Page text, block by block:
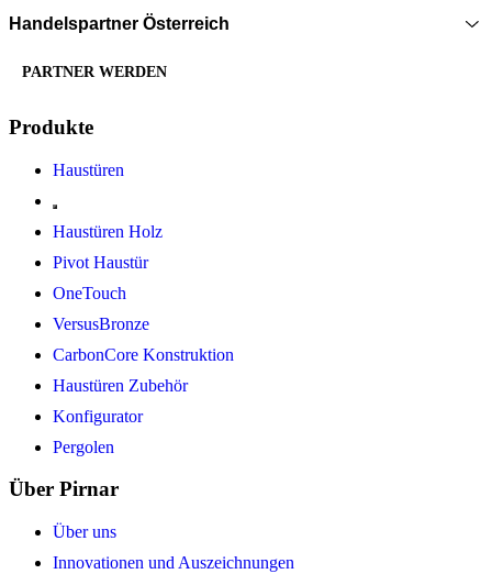
Handelspartner Österreich
PARTNER WERDEN
Produkte
Haustüren
Haustüren Holz
Pivot Haustür
OneTouch
VersusBronze
CarbonCore Konstruktion
Haustüren Zubehör
Konfigurator
Pergolen
Über Pirnar
Über uns
Innovationen und Auszeichnungen